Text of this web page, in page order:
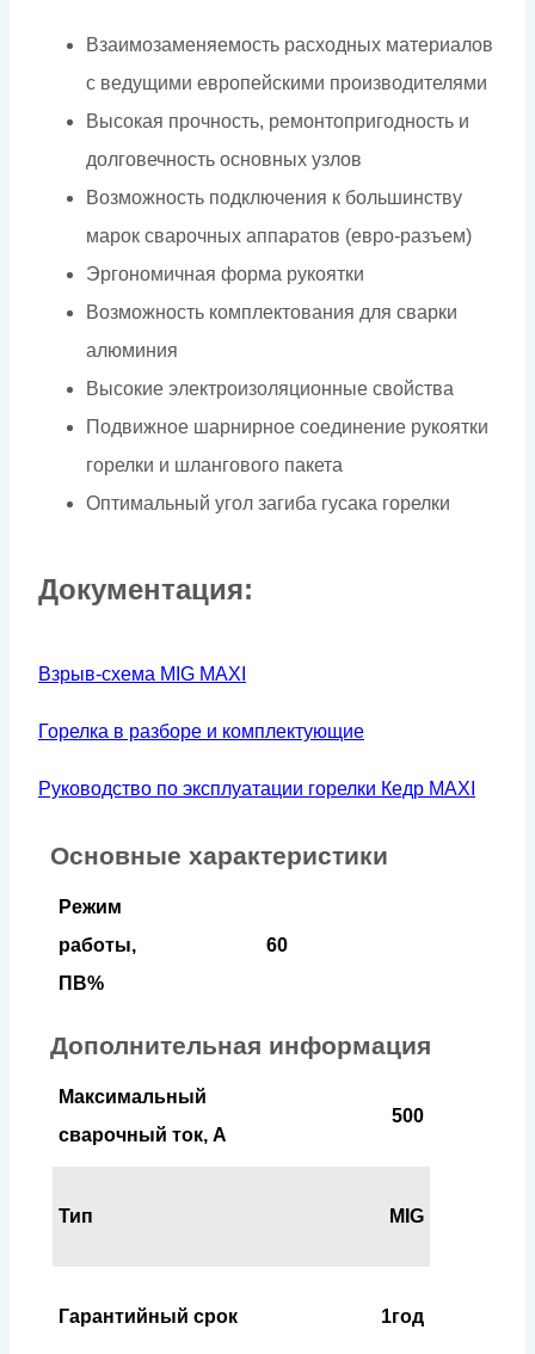
Взаимозаменяемость расходных материалов
с ведущими европейскими производителями
Высокая прочность, ремонтопригодность и
долговечность основных узлов
Возможность подключения к большинству
марок сварочных аппаратов (евро-разъем)
Эргономичная форма рукоятки
Возможность комплектования для сварки
алюминия
Высокие электроизоляционные свойства
Подвижное шарнирное соединение рукоятки
горелки и шлангового пакета
Оптимальный угол загиба гусака горелки
Документация:
Взрыв-схема MIG MAXI
Горелка в разборе и комплектующие
Руководство по эксплуатации горелки Кедр MAXI
Основные характеристики
Режим
работы,
ПВ%
60
Дополнительная информация
Максимальный
сварочный ток, А
500
Тип MIG
Гарантийный срок 1год